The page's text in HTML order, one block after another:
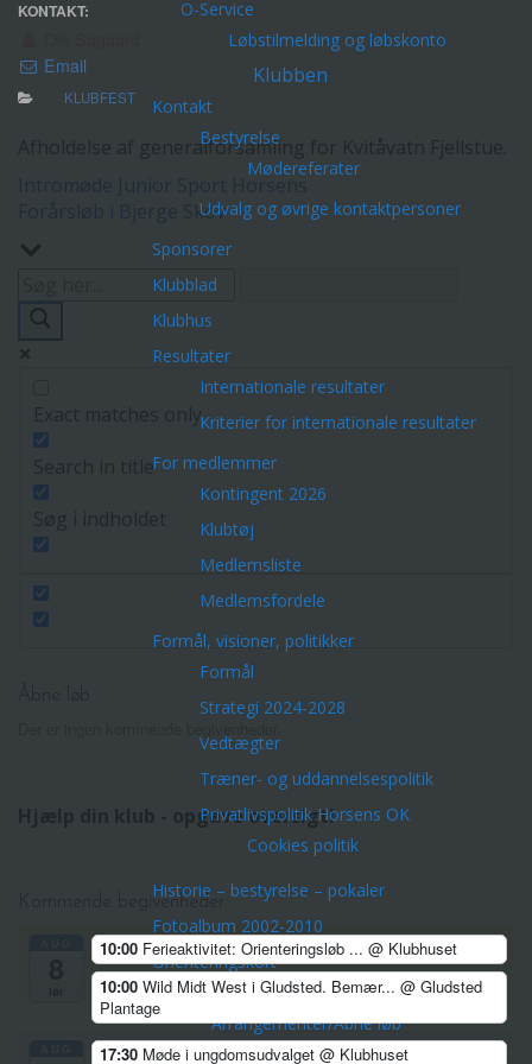
O-Service
Løbstilmelding og løbskonto
Klubben
Kontakt
Bestyrelse
Mødereferater
Udvalg og øvrige kontaktpersoner
Sponsorer
Klubblad
Klubhus
Resultater
Internationale resultater
Kriterier for internationale resultater
For medlemmer
Kontingent 2026
Klubtøj
Medlemsliste
Medlemsfordele
Formål, visioner, politikker
Formål
Strategi 2024-2028
Vedtægter
Træner- og uddannelsespolitik
Privatlivspolitik Horsens OK
Cookies politik
Historie – bestyrelse – pokaler
Fotoalbum 2002-2010
Orienteringskort
Aktiviteter
Arrangementer/Åbne løb
Corona-tilpasninger
KONTAKT:
Email
KLUBFEST
Afholdelse af generalforsamling for Kvitåvatn Fjellstue.
Forårsløb i Bjerge Skov
Exact matches only
Hjælp din klub - opgave oversigt!
Kommende begivenheder
10:00 Ferieaktivitet: Orienteringsløb ... @ Klubhuset
10:00 Wild Midt West i Gludsted. Bemær... @ Gludsted
Plantage
17:30 Møde i ungdomsudvalget @ Klubhuset